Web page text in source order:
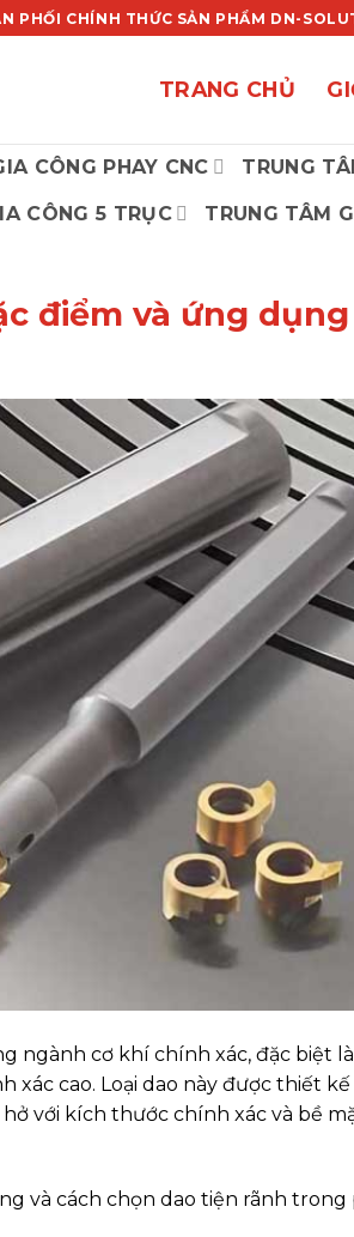
PHỐI CHÍNH THỨC SẢN PHẨM DN-
TRANG CHỦ
CÔNG PHAY CNC TRUNG
CÔNG 5 TRỤC TRUNG TÂM
điểm và ứng dụng
ngành cơ khí chính xác, đặc biệt
xác cao. Loại dao này được thiết kế
với kích thước chính xác và bề
và cách chọn dao tiện rãnh trong